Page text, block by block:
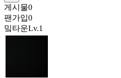
게시물0
팬가입0
밐타운Lv.1